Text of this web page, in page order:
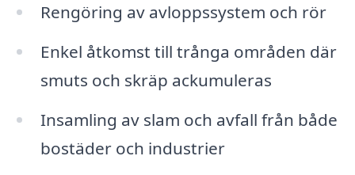
Rengöring av avloppssystem och rör
Enkel åtkomst till trånga områden där
smuts och skräp ackumuleras
Insamling av slam och avfall från både
bostäder och industrier